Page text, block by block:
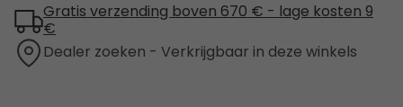
Gratis verzending boven 670 € - lage kosten 9
€
Dealer zoeken - Verkrijgbaar in deze winkels